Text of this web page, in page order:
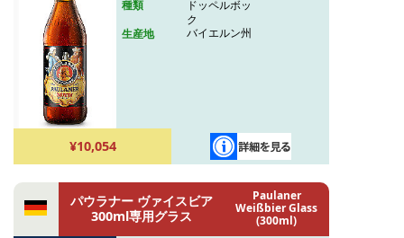
種類
ドッペルボッ
ク
生産地
バイエルン州
¥10,054
パウラナー ヴァイスビア
300ml専用グラス
Paulaner
Weißbier Glass
(300ml)